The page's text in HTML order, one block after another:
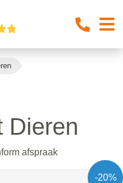
Dieren
afspraak
-20%